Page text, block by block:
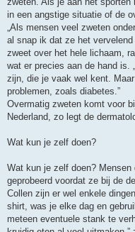
in een angstige situatie of de
„Als mensen veel zweten
al snap ik dat ze het vervelend
zweet over het hele lichaam,
wat er precies aan de hand is.
zijn, die je vaak wel kent.
problemen, zoals diabetes.”
Overmatig zweten komt voor
Nederland, zo legt de
Wat kun je zelf doen?
Wat kun je zelf doen?
geprobeerd voordat ze bij de
Collen zijn er wel enkele
shirt, was je elke dag en
meteen eventuele stank te